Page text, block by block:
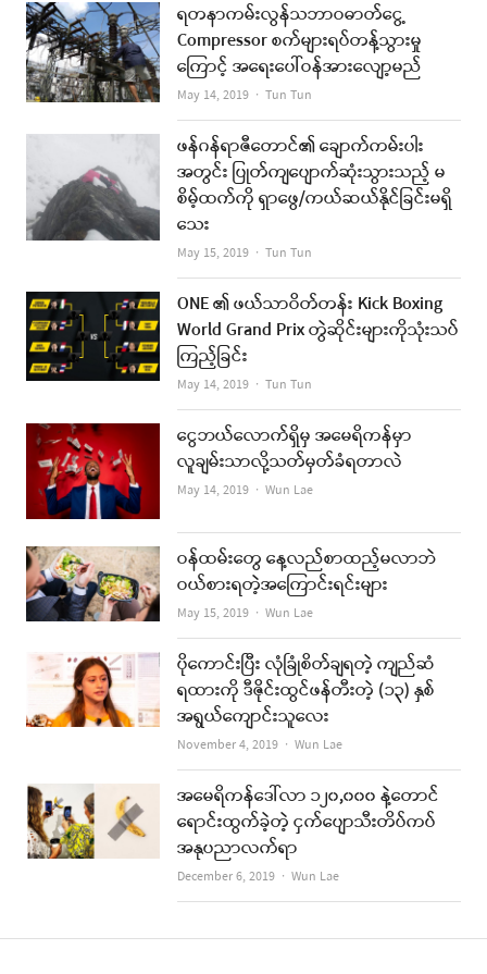
ရတနာကမ်းလွန်သဘာဝဓာတ်ငွေ့
Compressor စက်များရပ်တန့်သွားမှု
ကြောင့် အရေးပေါ်ဝန်အားလျော့မည်
May 14, 2019 Author
Tun Tun
ဖန်ဂန်ရာဇီတောင်၏ ချောက်ကမ်းပါး
အတွင်း ပြုတ်ကျပျောက်ဆုံးသွားသည့် မ
စိမ့်ထက်ကို ရှာဖွေ/ကယ်ဆယ်နိုင်ခြင်းမရှိ
သေး
May 15, 2019 Author
Tun Tun
ONE ၏ ဖယ်သာဝိတ်တန်း Kick Boxing
World Grand Prix တွဲဆိုင်းများကိုသုံးသပ်
ကြည့်ခြင်း
May 14, 2019 Author
Tun Tun
ငွေဘယ်လောက်ရှိမှ အမေရိကန်မှာ
လူချမ်းသာလို့သတ်မှတ်ခံရတာလဲ
May 14, 2019 Author
Wun Lae
ဝန်ထမ်းတွေ နေ့လည်စာထည့်မလာဘဲ
ဝယ်စားရတဲ့အကြောင်းရင်းများ
May 15, 2019 Author
Wun Lae
ပိုကောင်းပြီး လုံခြုံစိတ်ချရတဲ့ ကျည်ဆံ
ရထားကို ဒီဇိုင်းထွင်ဖန်တီးတဲ့ (၁၃) နှစ်
အရွယ်ကျောင်းသူလေး
November 4, 2019 Author
Wun Lae
အမေရိကန်ဒေါ်လာ ၁၂၀,၀၀၀ နဲ့တောင်
ရောင်းထွက်ခဲ့တဲ့ ငှက်ပျောသီးတိပ်ကပ်
အနုပညာလက်ရာ
December 6, 2019 Author
Wun Lae